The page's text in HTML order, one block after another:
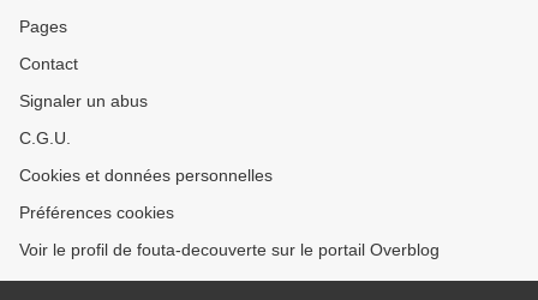
Pages
Contact
Signaler un abus
C.G.U.
Cookies et données personnelles
Préférences cookies
Voir le profil de fouta-decouverte sur le portail Overblog